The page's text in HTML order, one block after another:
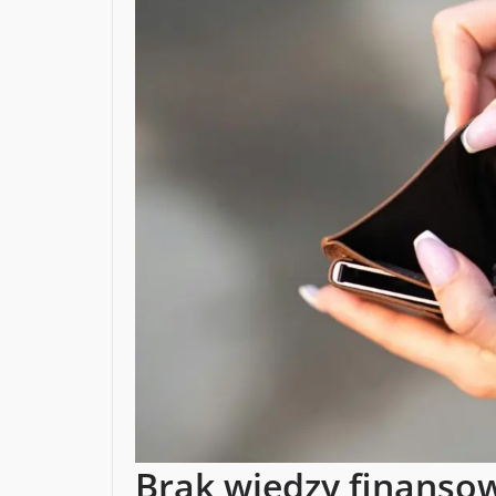
Brak wiedzy